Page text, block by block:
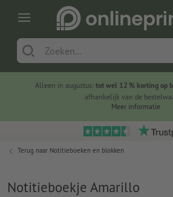
Alleen in augustus: tot wel 12 % korting op
afhankelijk van de
Meer informatie
Terug naar Notitieboeken en blokken
Notitieboekje Amarillo